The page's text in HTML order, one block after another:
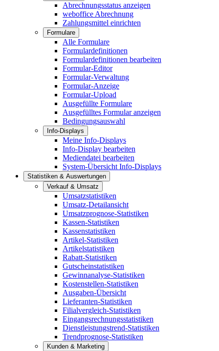
Abrechnungsstatus anzeigen
weboffice Abrechnung
Zahlungsmittel einrichten
Formulare
Alle Formulare
Formulardefinitionen
Formulardefinitionen bearbeiten
Formular-Editor
Formular-Verwaltung
Formular-Anzeige
Formular-Upload
Ausgefüllte Formulare
Ausgefülltes Formular anzeigen
Bedingungsauswahl
Info-Displays
Meine Info-Displays
Info-Display bearbeiten
Mediendatei bearbeiten
System-Übersicht Info-Displays
Statistiken & Auswertungen
Verkauf & Umsatz
Umsatzstatistiken
Umsatz-Detailansicht
Umsatzprognose-Statistiken
Kassen-Statistiken
Kassenstatistiken
Artikel-Statistiken
Artikelstatistiken
Rabatt-Statistiken
Gutscheinstatistiken
Gewinnanalyse-Statistiken
Kostenstellen-Statistiken
Ausgaben-Übersicht
Lieferanten-Statistiken
Filialvergleich-Statistiken
Eingangsrechnungsstatistiken
Dienstleistungstrend-Statistiken
Trendprognose-Statistiken
Kunden & Marketing